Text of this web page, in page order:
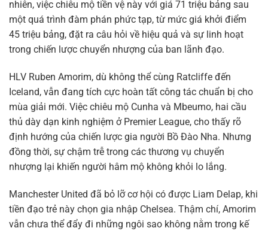
nhiên, việc chiêu mộ tiền vệ này với giá 71 triệu bảng sau
một quá trình đàm phán phức tạp, từ mức giá khởi điểm
45 triệu bảng, đặt ra câu hỏi về hiệu quả và sự linh hoạt
trong chiến lược chuyển nhượng của ban lãnh đạo.
HLV Ruben Amorim, dù không thể cùng Ratcliffe đến
Iceland, vẫn đang tích cực hoàn tất công tác chuẩn bị cho
mùa giải mới. Việc chiêu mộ Cunha và Mbeumo, hai cầu
thủ dày dạn kinh nghiệm ở Premier League, cho thấy rõ
định hướng của chiến lược gia người Bồ Đào Nha. Nhưng
đồng thời, sự chậm trễ trong các thương vụ chuyển
nhượng lại khiến người hâm mộ không khỏi lo lắng.
Manchester United đã bỏ lỡ cơ hội có được Liam Delap, khi
tiền đạo trẻ này chọn gia nhập Chelsea. Thậm chí, Amorim
vẫn chưa thể đẩy đi những ngôi sao không nằm trong kế